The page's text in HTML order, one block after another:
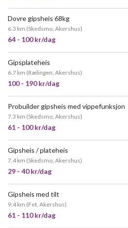
Dovre gipsheis 68kg
6.3 km (Skedsmo, Akershus)
64 - 100 kr/dag
Gipsplateheis
6.7 km (Rælingen, Akershus)
100 - 190 kr/dag
Probuilder gipsheis med vippefunksjon
7.3 km (Skedsmo, Akershus)
61 - 100 kr/dag
Gipsheis / plateheis
7.4 km (Skedsmo, Akershus)
29 - 40 kr/dag
Gipsheis med tilt
9.4 km (Fet, Akershus)
61 - 110 kr/dag